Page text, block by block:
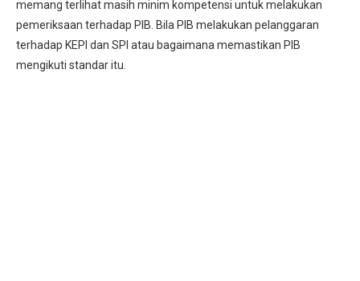
memang terlihat masih minim kompetensi untuk melakukan
pemeriksaan terhadap PIB. Bila PIB melakukan pelanggaran
terhadap KEPI dan SPI atau bagaimana memastikan PIB
mengikuti standar itu.